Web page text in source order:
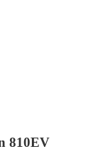
810EV